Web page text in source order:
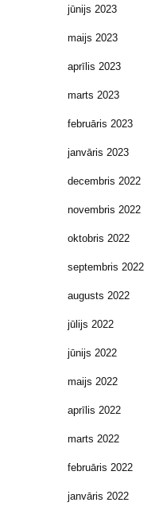
jūnijs 2023
maijs 2023
aprīlis 2023
marts 2023
februāris 2023
janvāris 2023
decembris 2022
novembris 2022
oktobris 2022
septembris 2022
augusts 2022
jūlijs 2022
jūnijs 2022
maijs 2022
aprīlis 2022
marts 2022
februāris 2022
janvāris 2022